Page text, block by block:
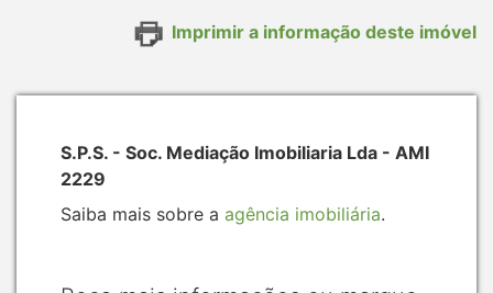
Imprimir a informação deste imóvel
S.P.S. - Soc. Mediação Imobiliaria Lda - AMI
2229
Saiba mais sobre a agência imobiliária.